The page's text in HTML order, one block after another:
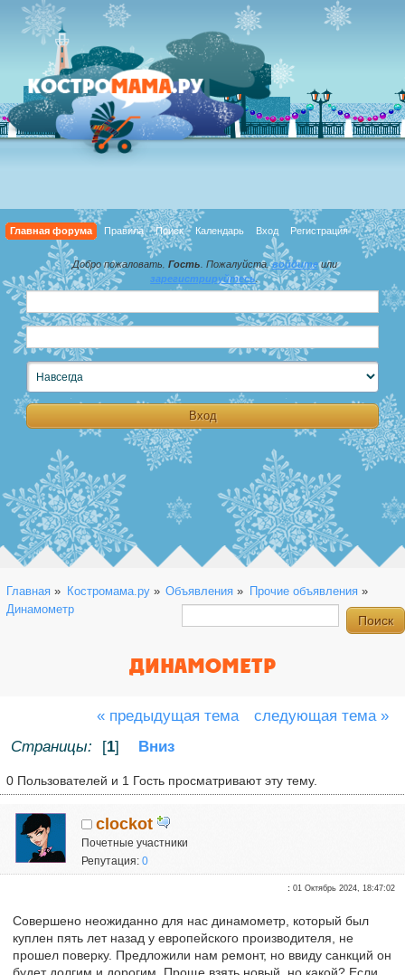
Главная форума Правила Поиск Календарь Вход Регистрация
Добро пожаловать, Гость . Пожалуйста,войдитеили
зарегистрируйтесь.
Главная » Костромама.ру» Объявления » Прочие объявления»
Динамометр
ДИНАМОМЕТР
« предыдущая тема
следующая тема »
Страницы:
[1] Вниз
0 Пользователей и 1 Гость просматривают эту тему.
clockot
Почетные участники
Репутация:0
:01 Октябрь 2024, 18:47:02
Совершено неожиданно для нас динамометр, который был
куплен пять лет назад у европейского производителя, не
прошел поверку. Предложили нам ремонт, но ввиду санкций он